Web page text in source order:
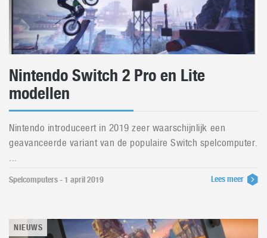
Nintendo Switch 2 Pro en Lite
modellen
Nintendo introduceert in 2019 zeer waarschijnlijk een
geavanceerde variant van de populaire Switch spelcomputer.
...
Spelcomputers - 1 april 2019 Lees meer
NIEUWS